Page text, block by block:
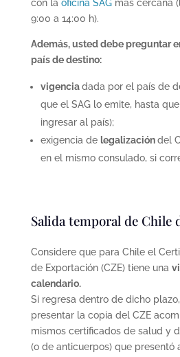
con la oficina SAGmás cercana
9:00 a 14:00 h).
Además, usted debe preguntar
país de destino:
vigenciadada por el país de
que el SAG lo emite, hasta
ingresar al país);
exigencia de legalizacióndel
en el mismo consulado, si
Salida temporal de Chile
Considere que para Chile el
de Exportación (CZE) tiene una
calendario.
Si regresa dentro de dicho
presentar la copia del CZE
mismos certificados de salud y
(o de anticuerpos) que presentó